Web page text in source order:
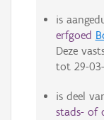
is
erfgoed
Deze
tot 29-
is deel
stads- of